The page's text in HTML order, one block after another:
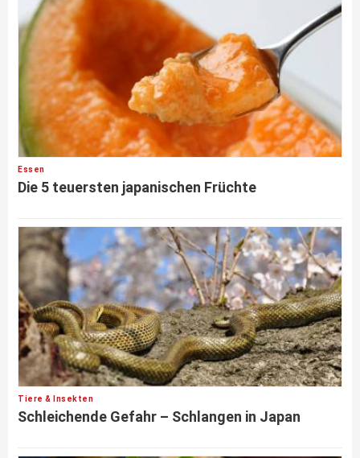
Essen
Die 5 teuersten japanischen Früchte
Tiere & Insekten
Schleichende Gefahr – Schlangen in Japan